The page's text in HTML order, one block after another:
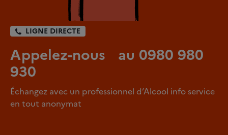
LIGNE DIRECTE
Appelez-nous au 0980 980
930
Échangez avec un professionnel d’Alcool info service
en tout anonymat